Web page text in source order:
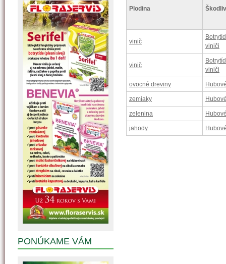
Plodina
vinič
viniči
vinič
viniči
ovocné dreviny
zemiaky
zelenina
jahody
PONÚKAME VÁM